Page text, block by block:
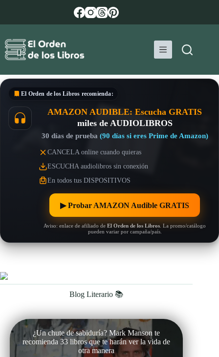
El Orden de los Libros recomienda:
AMAZON AUDIBLE: Escucha GRATIS
miles de AUDIOLIBROS
30 días de prueba (90 días si eres Prime de Amazon)
CANCELA online cuando quieras
ESCUCHA audiolibros sin conexión
En todos tus DISPOSITIVOS
▶︎ Probar AMAZON Audible GRATIS
Aviso: enlace de afiliado de El Orden de los Libros . La promo/catálogo
pueden variar por campaña/país.
Blog Literario 📚
¿Un chute de sabiduría? Mark Manson te
recomienda 33 libros que te harán ver la vida de
otra manera